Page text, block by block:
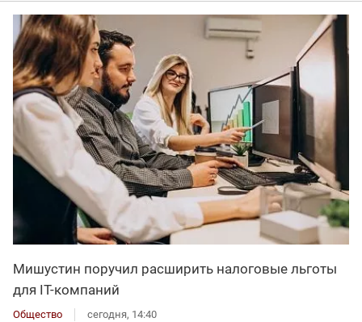
Мишустин поручил расширить налоговые льготы
для IT-компаний
Общество сегодня, 14:40